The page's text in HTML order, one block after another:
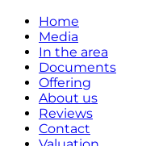
Home
Media
In the area
Documents
Offering
About us
Reviews
Contact